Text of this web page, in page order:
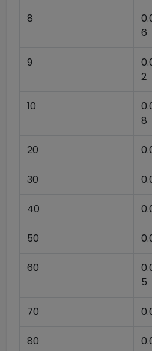
8
6
9
2
10
8
20
30
40
50
60
5
70
80